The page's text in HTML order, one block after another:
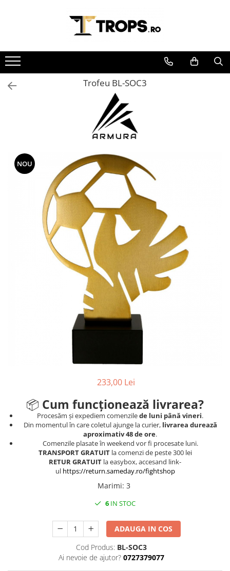
Sporturi
Arte Martiale
Atletism
Fotbal
Muzica / Dans
Alte ramuri sportive
Accesorii Cupe
Personalizari Cupe
Medalii Tematice
Medalii Non-Tematice
Accesorii Medalii
Personalizari Medalii
Suport medalii
Trofeu BL-SOC3
NOU
233,00 Lei
📦 Cum funcționează livrarea?
Procesăm și expediem comenzilede luni până vineri.
Din momentul în care coletul ajunge la curier, livrarea durează
aproximativ 48 de ore.
Comenzile plasate în weekend vor fi procesate luni.
TRANSPORT GRATUITla comenzi de peste 300 lei
RETUR GRATUIT la easybox, accesand link-
ul https://return.sameday.ro/fightshop
Marimi: 3
6 IN STOC
ADAUGA IN COS
Cod Produs: BL-SOC3
Ai nevoie de ajutor? 0727379077